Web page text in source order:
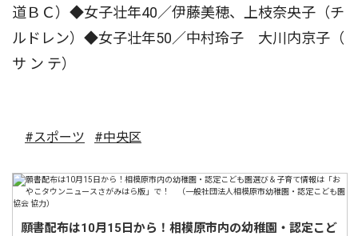
道ＢＣ）◆女子壮年40／伊藤美穂、上枝奈央子（チ
ルドレン）◆女子壮年50／中村玲子 大川内京子（
サ ン テ）
#スポーツ #中央区
願書配布は10月15日から！相模原市内の幼稚園・認定こど